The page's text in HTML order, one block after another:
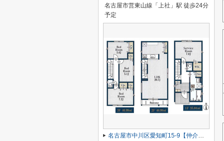
名古屋市営東山線「上社」駅 徒歩24分
予定
名古屋市中川区愛知町15-9【仲介手数料無料】新築一戸建て